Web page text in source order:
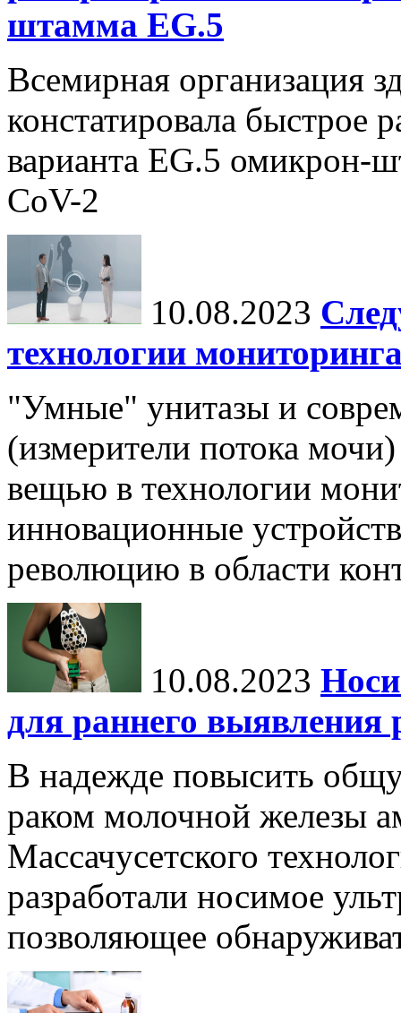
штамма EG.5
Всемирная организация
констатировала быстрое
варианта EG.5 омикрон-
CoV-2
10.08.2023
технологии
"Умные" унитазы и
(измерители потока
вещью в технологии
инновационные
революцию в области
10.08.2023
для раннего выявления
В надежде повысить
раком молочной железы
Массачусетского
разработали носимое
позволяющее